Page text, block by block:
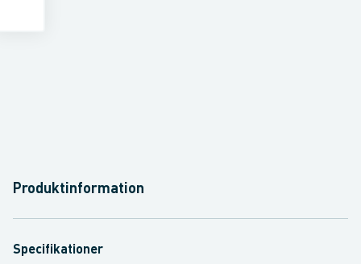
Produktinformation
Specifikationer